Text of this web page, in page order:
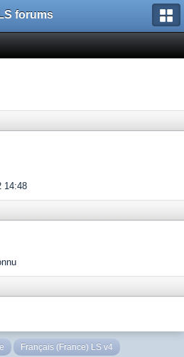
LS forums
14:48
Français (France) LS v4